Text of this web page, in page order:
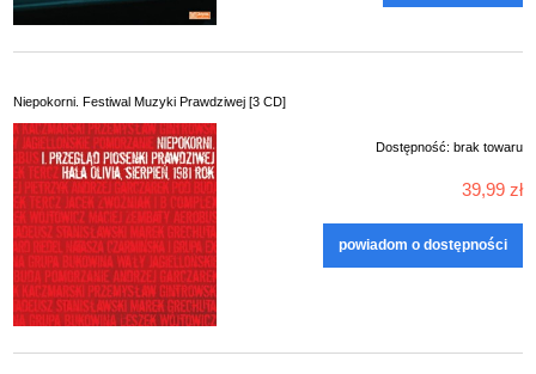
Niepokorni. Festiwal Muzyki Prawdziwej [3 CD]
Dostępność: brak towaru
39,99 zł
powiadom o dostępności